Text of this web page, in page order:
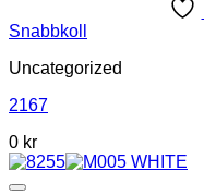
Snabbkoll
Uncategorized
2167
0 kr